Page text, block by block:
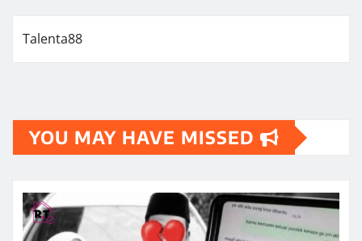
Talenta88
YOU MAY HAVE MISSED